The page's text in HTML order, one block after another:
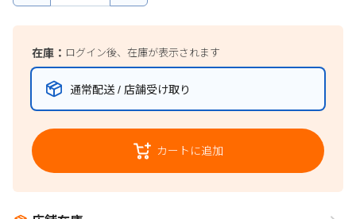
在庫： ログイン後、在庫が表示されます
通常配送 / 店舗受け取り
カートに追加